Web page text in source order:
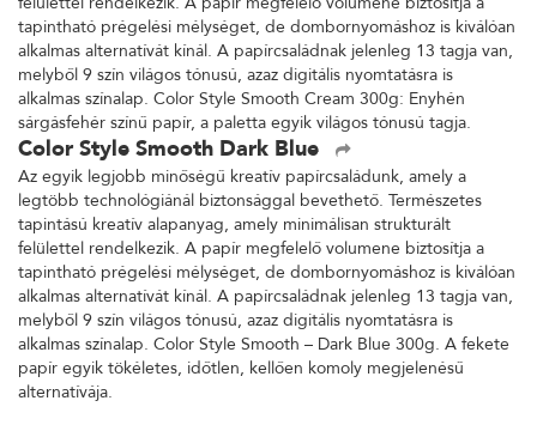
tapintható prégelési mélységet, de dombornyomáshoz is kiválóan
alkalmas alternatívát kínál. A papírcsaládnak jelenleg 13 tagja van,
melyből 9 szín világos tónusú, azaz digitális nyomtatásra is
alkalmas színalap. Color Style Smooth Cream 300g: Enyhén
sárgásfehér színű papír, a paletta egyik világos tónusú tagja.
Color Style Smooth Dark Blue
Az egyik legjobb minőségű kreatív papírcsaládunk, amely a
legtöbb technológiánál biztonsággal bevethető. Természetes
tapintású kreatív alapanyag, amely minimálisan strukturált
felülettel rendelkezik. A papír megfelelő volumene biztosítja a
tapintható prégelési mélységet, de dombornyomáshoz is kiválóan
alkalmas alternatívát kínál. A papírcsaládnak jelenleg 13 tagja van,
melyből 9 szín világos tónusú, azaz digitális nyomtatásra is
alkalmas színalap. Color Style Smooth – Dark Blue 300g. A fekete
papír egyik tökéletes, időtlen, kellően komoly megjelenésű
alternatívája.